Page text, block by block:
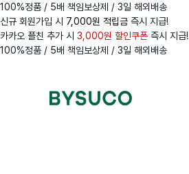
100%정품 / 5배 책임보상제 / 3일 해외배송
신규 회원가입 시 7,000원 적립금 즉시 지급!
카카오 플친 추가 시 3,000원 할인쿠폰 즉시 지급!
100%정품 / 5배 책임보상제 / 3일 해외배송